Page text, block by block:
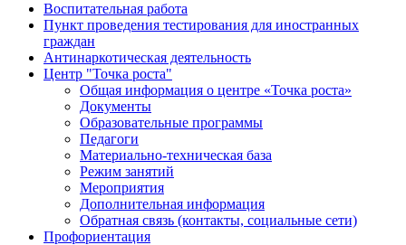
Воспитательная работа
Пункт проведения тестирования для иностранных
граждан
Антинаркотическая деятельность
Центр "Точка роста"
Общая информация о центре «Точка роста»
Документы
Образовательные программы
Педагоги
Материально-техническая база
Режим занятий
Мероприятия
Дополнительная информация
Обратная связь (контакты, социальные сети)
Профориентация